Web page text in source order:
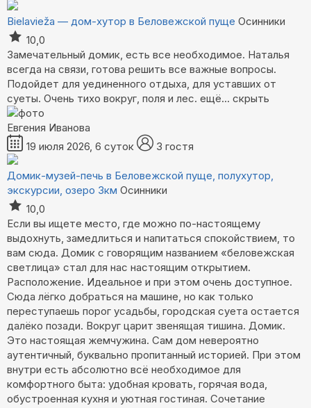
Bielavieža — дом-хутор в Беловежской пуще Осинники
10,0
Замечательный домик, есть все необходимое. Наталья
всегда на связи, готова решить все важные вопросы.
Подойдет для уединенного отдыха, для уставших от
суеты. Очень тихо вокруг, поля и лес. ещё... скрыть
Евгения Иванова
19 июля 2026, 6 суток
3 гостя
Домик-музей-печь в Беловежской пуще, полухутор,
экскурсии, озеро 3км Осинники
10,0
Если вы ищете место, где можно по-настоящему
выдохнуть, замедлиться и напитаться спокойствием, то
вам сюда. Домик с говорящим названием «беловежская
светлица» стал для нас настоящим открытием.
Расположение. Идеальное и при этом очень доступное.
Сюда лёгко добраться на машине, но как только
переступаешь порог усадьбы, городская суета остается
далёко позади. Вокруг царит звенящая тишина. Домик.
Это настоящая жемчужина. Сам дом невероятно
аутентичный, буквально пропитанный историей. При этом
внутри есть абсолютно всё необходимое для
комфортного быта: удобная кровать, горячая вода,
обустроенная кухня и уютная гостиная. Сочетание